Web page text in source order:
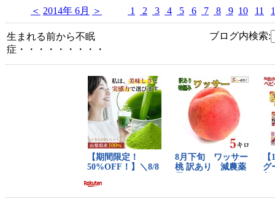
＜ 2014年 6月 ＞ 1 2 3 4 5 6 7 8 9 10 11
生まれる前から不眠
症・・・・・・・・・
ブログ内検索: